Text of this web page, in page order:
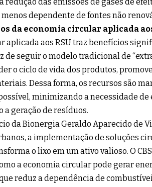
dependente de fontes não
da economia circular aplicada aos
aplicada aos RSU traz benefícios
de seguir o modelo tradicional de
o ciclo de vida dos produtos,
Dessa forma, os recursos são
minimizando a necessidade de
geração de resíduos.
da Bionergia Geraldo Aparecido de
a implementação de soluções
o lixo em um ativo valioso. O
a economia circular pode gerar
reduz a dependência de